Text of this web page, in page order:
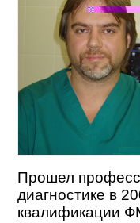
Прошел
диагностике в
квалификации